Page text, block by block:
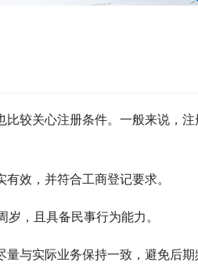
较关心注册条件。一般来说，
效，并符合工商登记要求。
，且具备民事行为能力。
与实际业务保持一致，避免后期